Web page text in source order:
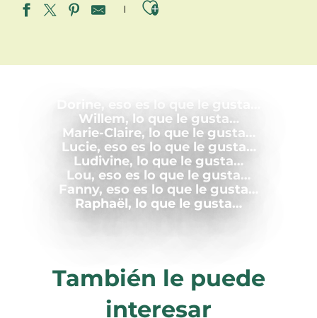
Ajouter aux
Dorine, eso es lo que le gusta…
Willem, lo que le gusta…
Marie-Claire, lo que le gusta…
Lucie, eso es lo que le gusta…
Ludivine, lo que le gusta…
Lou, eso es lo que le gusta…
Fanny, eso es lo que le gusta…
Raphaël, lo que le gusta…
También le puede
interesar